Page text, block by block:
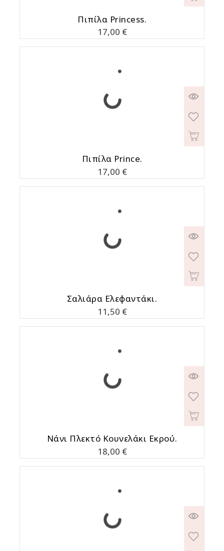
Πιπίλα Princess.
Τιμή
17,00 €
Πιπίλα Prince.
Τιμή
17,00 €
Σαλιάρα Ελεφαντάκι.
Τιμή
11,50 €
Νάνι Πλεκτό Κουνελάκι Εκρού.
Τιμή
18,00 €